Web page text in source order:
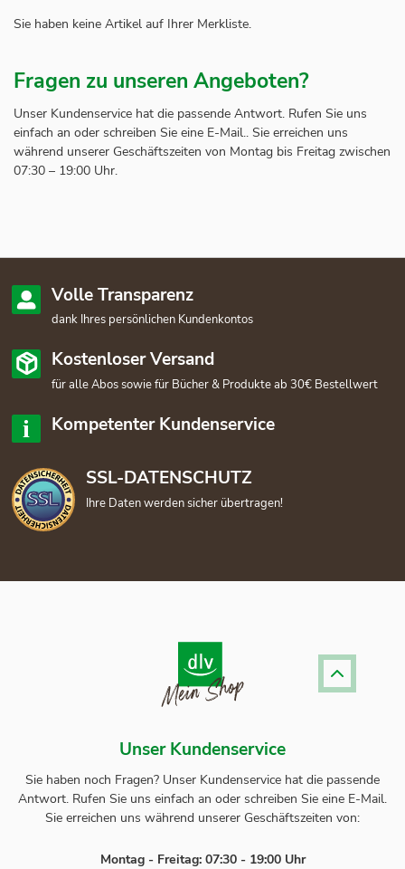
Sie haben keine Artikel auf Ihrer Merkliste.
Fragen zu unseren Angeboten?
Unser Kundenservice hat die passende Antwort. Rufen Sie uns
einfach an oder schreiben Sie eine E-Mail.. Sie erreichen uns
während unserer Geschäftszeiten von Montag bis Freitag zwischen
07:30 – 19:00 Uhr.
Volle Transparenz
dank Ihres persönlichen Kundenkontos
Kostenloser Versand
für alle Abos sowie für Bücher & Produkte ab 30€ Bestellwert
Kompetenter Kundenservice
SSL-DATENSCHUTZ
Ihre Daten werden sicher übertragen!
Unser Kundenservice
Sie haben noch Fragen? Unser Kundenservice hat die passende
Antwort. Rufen Sie uns einfach an oder schreiben Sie eine E-Mail.
Sie erreichen uns während unserer Geschäftszeiten von:
Montag - Freitag: 07:30 - 19:00 Uhr